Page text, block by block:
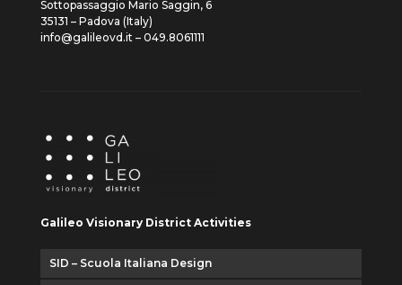
Sottopassaggio Mario Saggin, 6
35131 – Padova (Italy)
info@galileovd.it – 049.8061111
Galileo Visionary District Activities
SID – Scuola Italiana Design